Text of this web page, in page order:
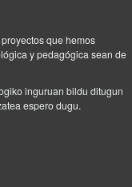
que hemos
y pedagógica sean de
inguruan bildu ditugun
espero dugu.